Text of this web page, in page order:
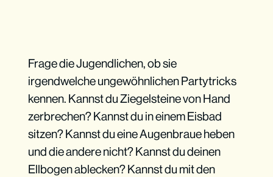
Frage die Jugendlichen, ob sie
irgendwelche ungewöhnlichen Partytricks
kennen. Kannst du Ziegelsteine von Hand
zerbrechen? Kannst du in einem Eisbad
sitzen? Kannst du eine Augenbraue heben
und die andere nicht? Kannst du deinen
Ellbogen ablecken? Kannst du mit den